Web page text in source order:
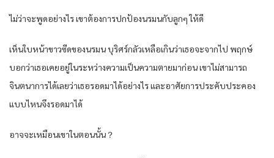
ไม่ว่าจะพูดอย่างไร เขาต้องการปกป้องนรมนกับลูกๆ ให้ดี
เห็นใบหน้าขาวซีดของนรมน บุริศร์กลัวเหลือเกินว่าเธอจะจากไป พฤกษ์
บอกว่าเธอเคยอยู่ในระหว่างความเป็นความตายมาก่อน เขาไม่สามารถ
จินตนาการได้เลยว่าเธอรอดมาได้อย่างไร และอาศัยการประคับประคอง
แบบไหนจึงรอดมาได้
อาจจะเหมือนเขาในตอนนั้น？